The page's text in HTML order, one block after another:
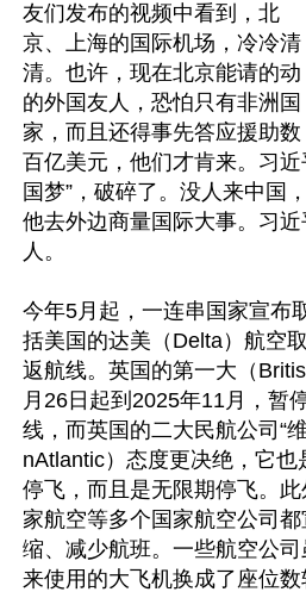
友们发布的视频中看到，北
京、上海的国际机场，冷冷清
清。也许，现在北京能请的动
的外国友人，恐怕只有非洲国
家，而且还得事先答应援助数
百亿美元，他们才肯来。习近
国梦”，破碎了。没人来中国
他去外边商量国际大事。习
人。
今年5月起，一连串国家宣布
括美国的达美（Delta）航空
返航线。英国的第一大（
月26日起到2025年11月，暂
线，而英国的二大民航公司“
nAtlantic）态度更决绝，它也
停飞，而且是无限期停飞。
家航空等多个国家航空公司
缩、减少航班。一些航空公
来使用的大飞机换成了座位数